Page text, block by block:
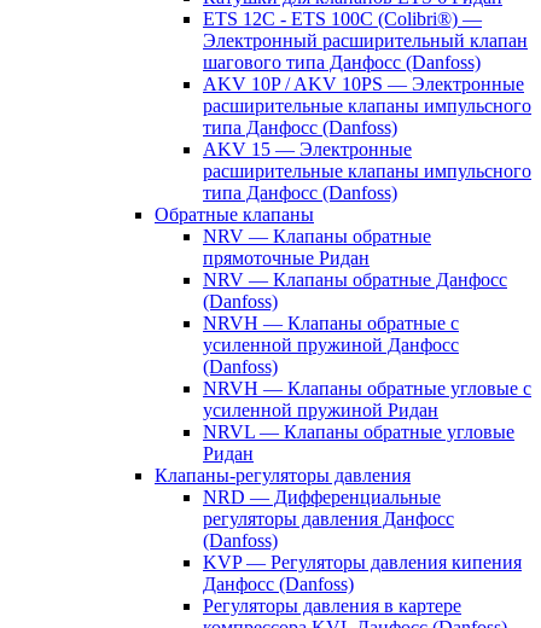
ETS 12C - ETS 100C (Colibri®) —
Электронный расширительный клапан
шагового типа Данфосс (Danfoss)
AKV 10P / AKV 10PS — Электронные
расширительные клапаны импульсного
типа Данфосс (Danfoss)
AKV 15 — Электронные
расширительные клапаны импульсного
типа Данфосс (Danfoss)
Обратные клапаны
NRV — Клапаны обратные
прямоточные Ридан
NRV — Клапаны обратные Данфосс
(Danfoss)
NRVH — Клапаны обратные с
усиленной пружиной Данфосс
(Danfoss)
NRVH — Клапаны обратные угловые с
усиленной пружиной Ридан
NRVL — Клапаны обратные угловые
Ридан
Клапаны-регуляторы давления
NRD — Дифференциальные
регуляторы давления Данфосс
(Danfoss)
KVP — Регуляторы давления кипения
Данфосс (Danfoss)
Регуляторы давления в картере